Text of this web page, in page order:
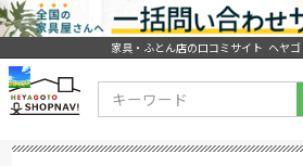
家具・ふとん店の口コミサイト ヘヤ